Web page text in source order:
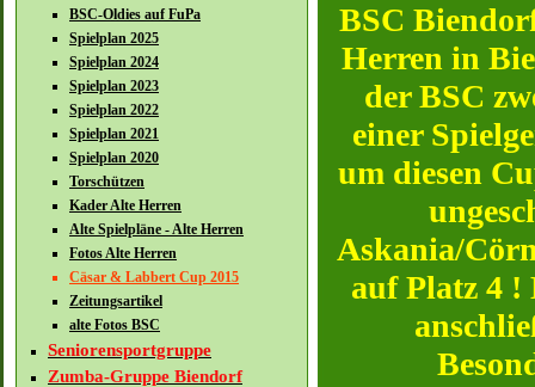
BSC-Oldies auf FuPa
Spielplan 2025
Spielplan 2024
Spielplan 2023
Spielplan 2022
Spielplan 2021
Spielplan 2020
Torschützen
Kader Alte Herren
Alte Spielpläne - Alte Herren
Fotos Alte Herren
Cäsar & Labbert Cup 2015
Zeitungsartikel
alte Fotos BSC
Seniorensportgruppe
Zumba-Gruppe Biendorf
BSC
Herren in
der BSC
einer
um diesen
Askania/
auf Platz 4 !